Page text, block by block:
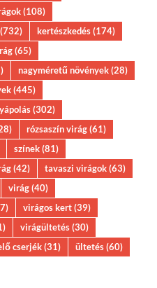
(108)
(732) kertészkedés(174)
(65)
nagyméretű növények(28)
(445)
(302)
rózsaszín virág(61)
színek(81)
(42) tavaszi virágok(63)
virág(40)
virágos kert(39)
virágültetés(30)
cserjék(31) ültetés(60)